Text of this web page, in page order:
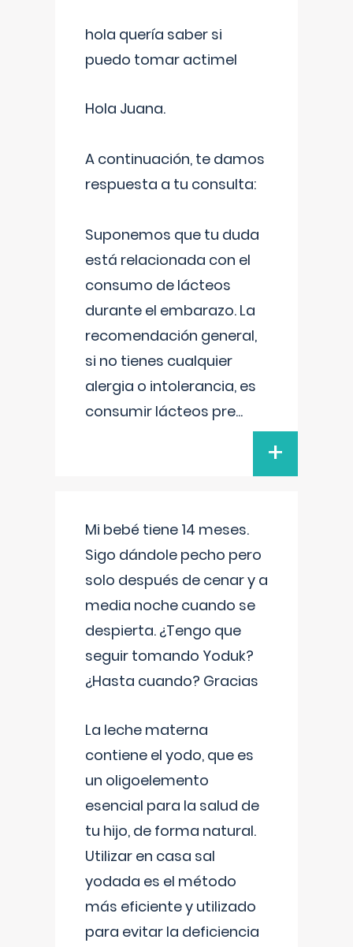
hola quería saber si
puedo tomar actimel
Hola Juana.
A continuación, te damos
respuesta a tu consulta:
Suponemos que tu duda
está relacionada con el
consumo de lácteos
durante el embarazo. La
recomendación general,
si no tienes cualquier
alergia o intolerancia, es
consumir lácteos pre...
+
Mi bebé tiene 14 meses.
Sigo dándole pecho pero
solo después de cenar y a
media noche cuando se
despierta. ¿Tengo que
seguir tomando Yoduk?
¿Hasta cuando? Gracias
La leche materna
contiene el yodo, que es
un oligoelemento
esencial para la salud de
tu hijo, de forma natural.
Utilizar en casa sal
yodada es el método
más eficiente y utilizado
para evitar la deficiencia